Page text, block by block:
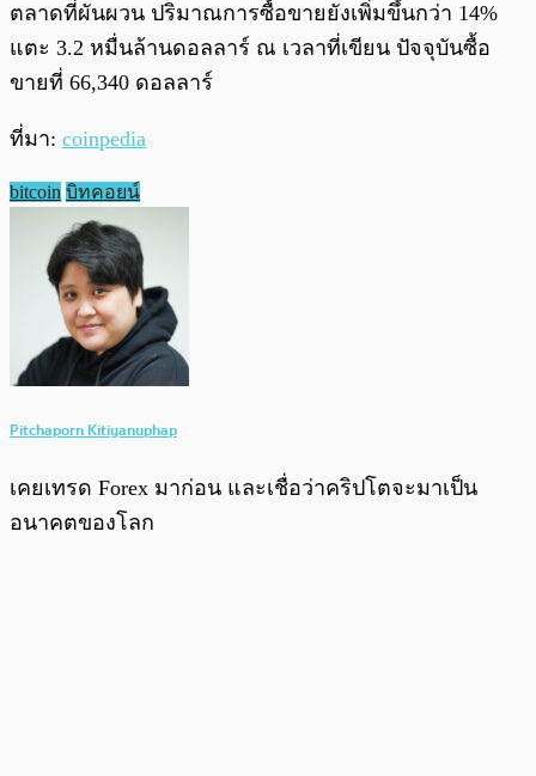
ตลาดที่ผันผวน ปริมาณการซื้อขายยังเพิ่มขึ้นกว่า 14%
แตะ 3.2 หมื่นล้านดอลลาร์ ณ เวลาที่เขียน ปัจจุบันซื้อ
ขายที่ 66,340 ดอลลาร์
ที่มา: coinpedia
bitcoin บิทคอยน์
Pitchaporn Kitiyanuphap
เคยเทรด Forex มาก่อน และเชื่อว่าคริปโตจะมาเป็น
อนาคตของโลก